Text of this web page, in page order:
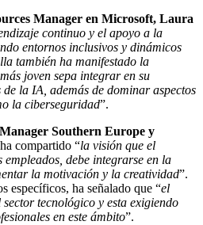
Manager en Microsoft, Laura
continuo y el apoyo a la
entornos inclusivos y dinámicos
también ha manifestado la
joven sepa integrar en su
la IA, además de dominar aspectos
la ciberseguridad”.
Southern Europe y
compartido “la visión que el
debe integrarse en la
la motivación y la creatividad”.
específicos, ha señalado que “el
tecnológico y esta exigiendo
en este ámbito”.